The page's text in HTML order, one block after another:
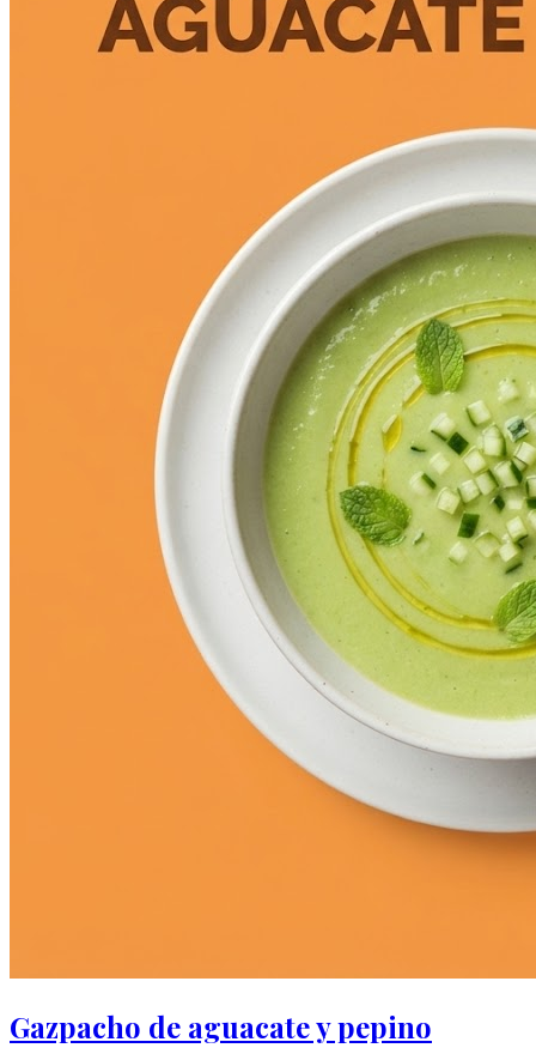
Gazpacho de aguacate y pepino